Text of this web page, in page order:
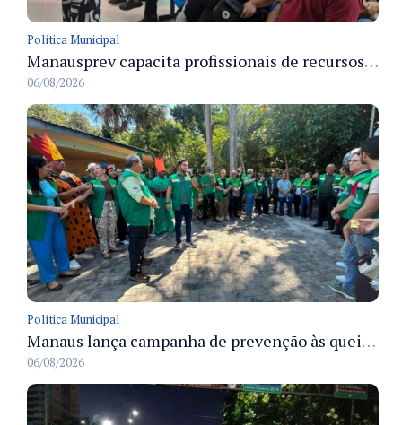
Política Municipal
Manausprev capacita profissionais de recursos humanos para agilizar concessão de aposentadorias no município
06/08/2026
Política Municipal
Manaus lança campanha de prevenção às queimadas no verão amazônico com comitê integrado
06/08/2026